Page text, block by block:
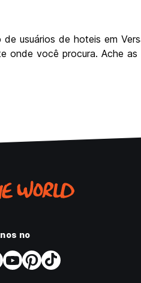
usuários de hoteis em
onde você procura. Ache
no